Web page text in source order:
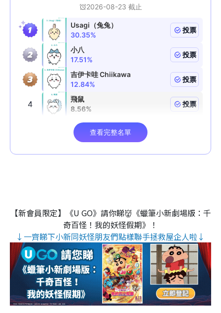
【新會員限定】《U GO》請你睇👹《蠟筆小新劇場版：千
奇百怪！我的妖怪假期》！
↓一齊睇下小新同妖怪朋友們點樣聯手拯救屋企人啦↓